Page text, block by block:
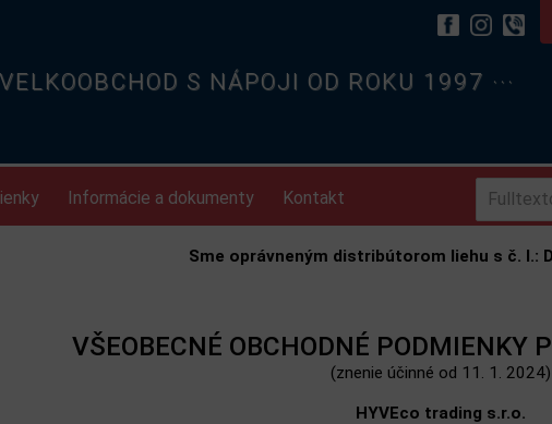
VELKOOBCHOD S NÁPOJI OD ROKU 1997 ···
Informácie a dokumenty Kontakt
Sme oprávneným distribútorom liehu s č. l.:
VŠEOBECNÉ OBCHODNÉ PODMIENKY
(znenie účinné od 11. 1. 2024)
HYVEco trading s.r.o.